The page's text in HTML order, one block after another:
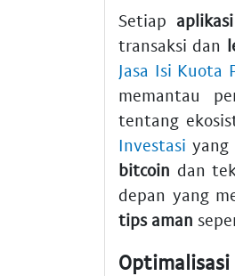
Setiap aplikasi
transaksi dan
Jasa Isi Kuota
memantau
tentang
Investasi yang
bitcoin dan
depan yang
tips aman